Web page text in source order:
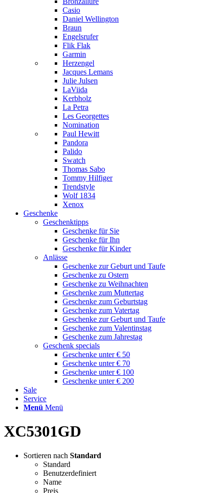
Casio
Daniel Wellington
Braun
Engelsrufer
Flik Flak
Garmin
Herzengel
Jacques Lemans
Julie Julsen
LaViida
Kerbholz
La Petra
Les Georgettes
Nomination
Paul Hewitt
Pandora
Palido
Swatch
Thomas Sabo
Tommy Hilfiger
Trendstyle
Wolf 1834
Xenox
Geschenke
Geschenktipps
Geschenke für Sie
Geschenke für Ihn
Geschenke für Kinder
Anlässe
Geschenke zur Geburt und Taufe
Geschenke zu Ostern
Geschenke zu Weihnachten
Geschenke zum Muttertag
Geschenke zum Geburtstag
Geschenke zum Vatertag
Geschenke zur Geburt und Taufe
Geschenke zum Valentinstag
Geschenke zum Jahrestag
Geschenk specials
Geschenke unter € 50
Geschenke unter € 70
Geschenke unter € 100
Geschenke unter € 200
Sale
Service
Menü Menü
XC5301GD
Sortieren nach Standard
Standard
Benutzerdefiniert
Name
Preis